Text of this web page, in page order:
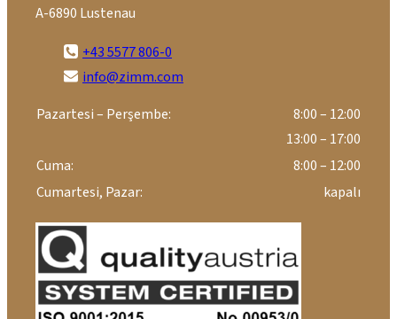
A-6890 Lustenau
+43 5577 806-0
info@zimm.com
Pazartesi – Perşembe:
8:00 – 12:00
13:00 – 17:00
Cuma:
8:00 – 12:00
Cumartesi, Pazar:
kapalı